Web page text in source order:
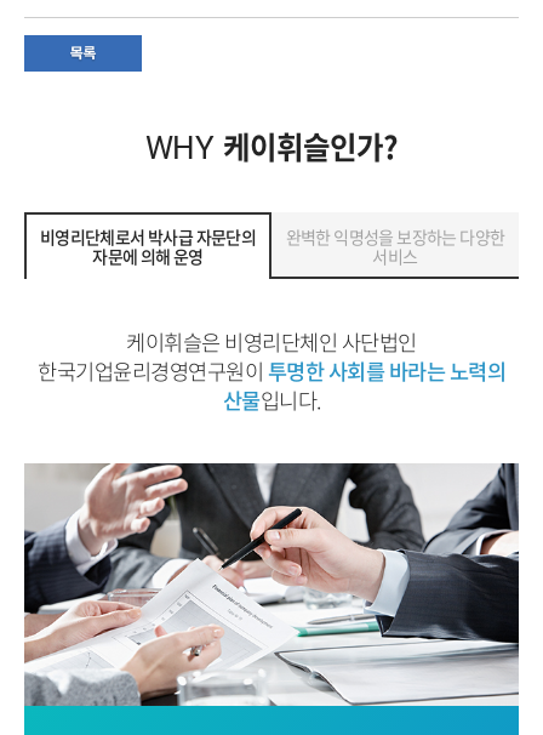
WHY 케이휘슬인가?
비영리단체로서 박사급 자문단의
자문에 의해 운영
완벽한 익명성을 보장하는 다양한
서비스
케이휘슬은 비영리단체인 사단법인
한국기업윤리경영연구원이투명한 사회를 바라는 노력의
산물입니다.